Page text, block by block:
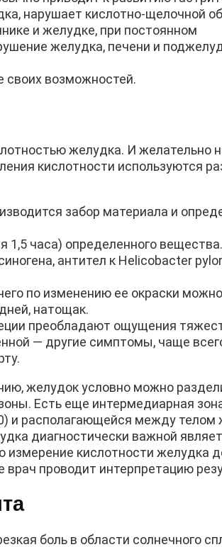
нарушает кислотно-щелочной
и желудке, при постоянном
желудка, печени и
своих возможностей.
желудка. И желательно
кислотности используются
забор материала и
1,5 часа) определенного вещества.
антител к Helicobacter
по изменению ее окраски
натощак.
преобладают ощущения
— другие симптомы, чаще
желудок условно можно
Есть еще интермедиарная
и располагающейся между телом
диагностически важной
измерение кислотности желудка
проводит интерпретацию
боль в области солнечного